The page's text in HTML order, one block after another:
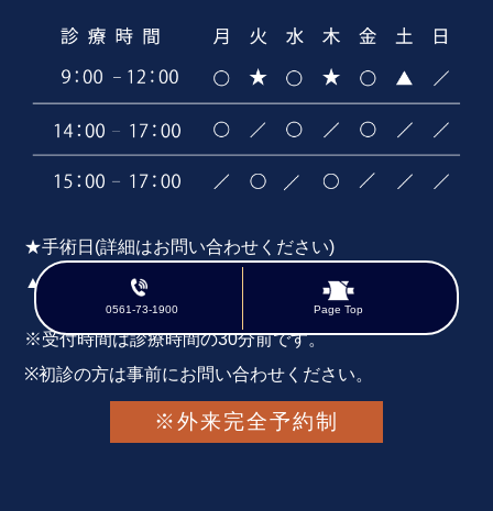
★手術日(詳細はお問い合わせください)
▲自費診療(特別枠)
※受付時間は診療時間の30分前です。
※初診の方は事前にお問い合わせください。
※外来完全予約制
0561-73-1900 Page Top